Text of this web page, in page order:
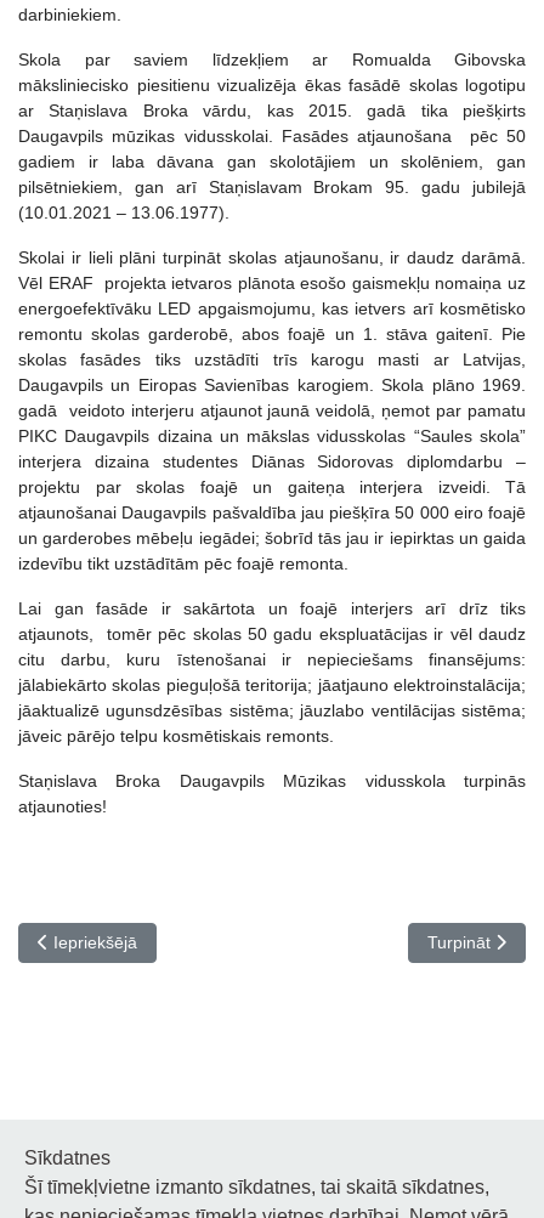
darbiniekiem.
Skola par saviem līdzekļiem ar Romualda Gibovska
māksliniecisko piesitienu vizualizēja ēkas fasādē skolas logotipu
ar Staņislava Broka vārdu, kas 2015. gadā tika piešķirts
Daugavpils mūzikas vidusskolai. Fasādes atjaunošana pēc 50
gadiem ir laba dāvana gan skolotājiem un skolēniem, gan
pilsētniekiem, gan arī Staņislavam Brokam 95. gadu jubilejā
(10.01.2021 – 13.06.1977).
Skolai ir lieli plāni turpināt skolas atjaunošanu, ir daudz darāmā.
Vēl ERAF projekta ietvaros plānota esošo gaismekļu nomaiņa uz
energoefektīvāku LED apgaismojumu, kas ietvers arī kosmētisko
remontu skolas garderobē, abos foajē un 1. stāva gaitenī. Pie
skolas fasādes tiks uzstādīti trīs karogu masti ar Latvijas,
Daugavpils un Eiropas Savienības karogiem. Skola plāno 1969.
gadā veidoto interjeru atjaunot jaunā veidolā, ņemot par pamatu
PIKC Daugavpils dizaina un mākslas vidusskolas “Saules skola”
interjera dizaina studentes Diānas Sidorovas diplomdarbu –
projektu par skolas foajē un gaiteņa interjera izveidi. Tā
atjaunošanai Daugavpils pašvaldība jau piešķīra 50 000 eiro foajē
un garderobes mēbeļu iegādei; šobrīd tās jau ir iepirktas un gaida
izdevību tikt uzstādītām pēc foajē remonta.
Lai gan fasāde ir sakārtota un foajē interjers arī drīz tiks
atjaunots, tomēr pēc skolas 50 gadu ekspluatācijas ir vēl daudz
citu darbu, kuru īstenošanai ir nepieciešams finansējums:
jālabiekārto skolas pieguļošā teritorija; jāatjauno elektroinstalācija;
jāaktualizē ugunsdzēsības sistēma; jāuzlabo ventilācijas sistēma;
jāveic pārējo telpu kosmētiskais remonts.
Staņislava Broka Daugavpils Mūzikas vidusskola turpinās
atjaunoties!
Iepriekšējais raksts: Turpinās energoefektivitātes
Iepriekšējā Nākamais
Turpināt
Noderīgi
Sīkdatnes
Šī tīmekļvietne izmanto sīkdatnes, tai skaitā sīkdatnes,